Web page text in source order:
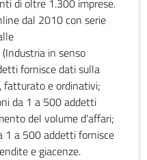
di oltre 1.300 imprese.
dal 2010 con serie
in senso
fornisce dati sulla
fatturato e ordinativi;
da 1 a 500 addetti
del volume d'affari;
1 a 500 addetti fornisce
e giacenze.